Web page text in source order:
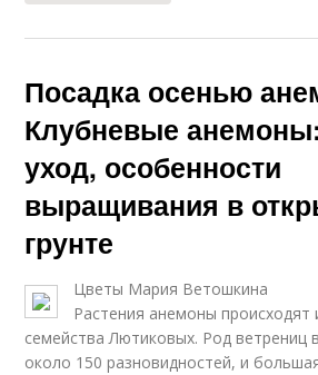
Посадка осенью
Клубневые
уход, особенности
выращивания в
грунте
Цветы Мария Ветошкина
Растения анемоны происходят
семейства Лютиковых. Род ветрениц
около 150 разновидностей, и